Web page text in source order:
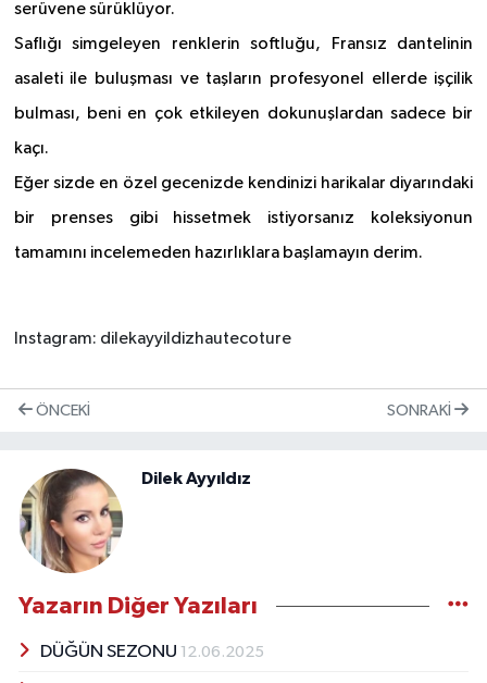
serüvene sürüklüyor.
Saflığı simgeleyen renklerin softluğu, Fransız dantelinin
asaleti ile buluşması ve taşların profesyonel ellerde işçilik
bulması, beni en çok etkileyen dokunuşlardan sadece bir
kaçı.
Eğer sizde en özel gecenizde kendinizi harikalar diyarındaki
bir prenses gibi hissetmek istiyorsanız koleksiyonun
tamamını incelemeden hazırlıklara başlamayın derim.
Instagram: dilekayyildizhautecoture
ÖNCEKI SONRAKI
Dilek Ayyıldız
Yazarın Diğer Yazıları
DÜĞÜN SEZONU 12.06.2025
TEKNOLOJİ